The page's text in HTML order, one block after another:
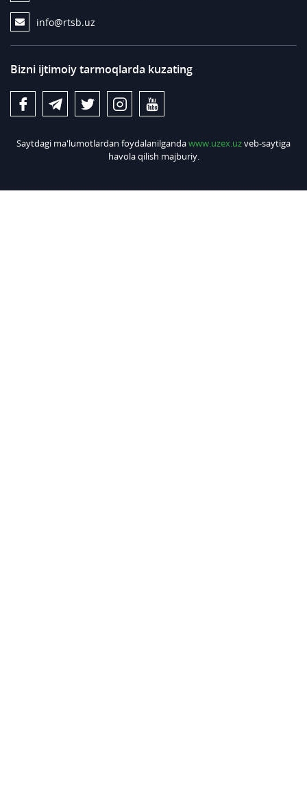
info@rtsb.uz
Bizni ijtimoiy tarmoqlarda kuzating
Saytdagi ma'lumotlardan foydalanilgandawww.uzex.uzveb-saytiga
havola qilish majburiy.